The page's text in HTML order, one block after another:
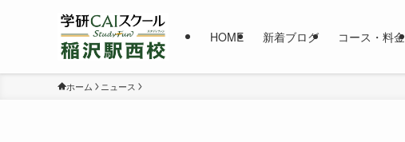
HOME 新着ブログ コース・料金
ホーム ニュース